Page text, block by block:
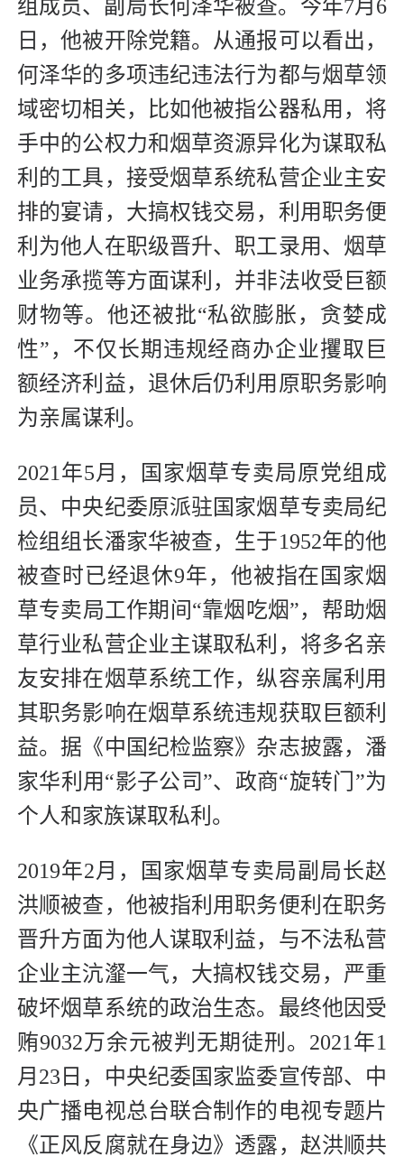
组成员、副局长何泽华被查。今年7月6
日，他被开除党籍。从通报可以看出，
何泽华的多项违纪违法行为都与烟草领
域密切相关，比如他被指公器私用，将
手中的公权力和烟草资源异化为谋取私
利的工具，接受烟草系统私营企业主安
排的宴请，大搞权钱交易，利用职务便
利为他人在职级晋升、职工录用、烟草
业务承揽等方面谋利，并非法收受巨额
财物等。他还被批“私欲膨胀，贪婪成
性”，不仅长期违规经商办企业攫取巨
额经济利益，退休后仍利用原职务影响
为亲属谋利。
2021年5月，国家烟草专卖局原党组成
员、中央纪委原派驻国家烟草专卖局纪
检组组长潘家华被查，生于1952年的他
被查时已经退休9年，他被指在国家烟
草专卖局工作期间“靠烟吃烟”，帮助烟
草行业私营企业主谋取私利，将多名亲
友安排在烟草系统工作，纵容亲属利用
其职务影响在烟草系统违规获取巨额利
益。据《中国纪检监察》杂志披露，潘
家华利用“影子公司”、政商“旋转门”为
个人和家族谋取私利。
2019年2月，国家烟草专卖局副局长赵
洪顺被查，他被指利用职务便利在职务
晋升方面为他人谋取利益，与不法私营
企业主沆瀣一气，大搞权钱交易，严重
破坏烟草系统的政治生态。最终他因受
贿9032万余元被判无期徒刑。2021年1
月23日，中央纪委国家监委宣传部、中
央广播电视总台联合制作的电视专题片
《正风反腐就在身边》透露，赵洪顺共